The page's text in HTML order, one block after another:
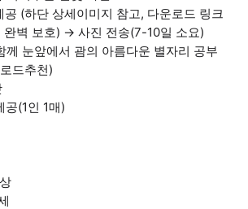
(하단 상세이미지 참고, 다운로드 링크
완벽 보호) → 사진 전송(7-10일 소요)
께 눈앞에서 괌의 아름다운 별자리 공부
드추천)
공(1인 1매)